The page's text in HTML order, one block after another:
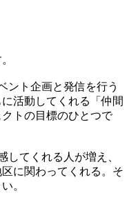
ント企画と発信を行う
活動してくれる「仲間
トの目標のひとつで
てくれる人が増え、
に関わってくれる。そ
。